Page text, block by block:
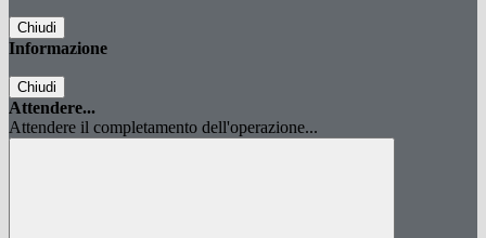
Chiudi
Informazione
Chiudi
Attendere...
Attendere il completamento dell'operazione...